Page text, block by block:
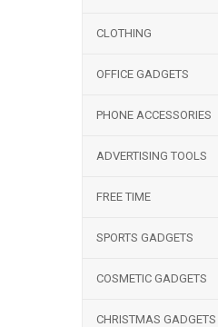
CLOTHING
OFFICE GADGETS
PHONE ACCESSORIES
ADVERTISING TOOLS
FREE TIME
SPORTS GADGETS
COSMETIC GADGETS
CHRISTMAS GADGETS